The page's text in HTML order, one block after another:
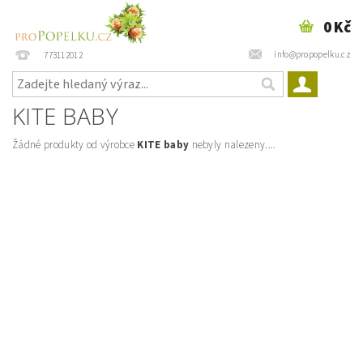
773112012 info@propopelku.cz
0 Kč
KITE BABY
Žádné produkty od výrobce KITE baby nebyly nalezeny....